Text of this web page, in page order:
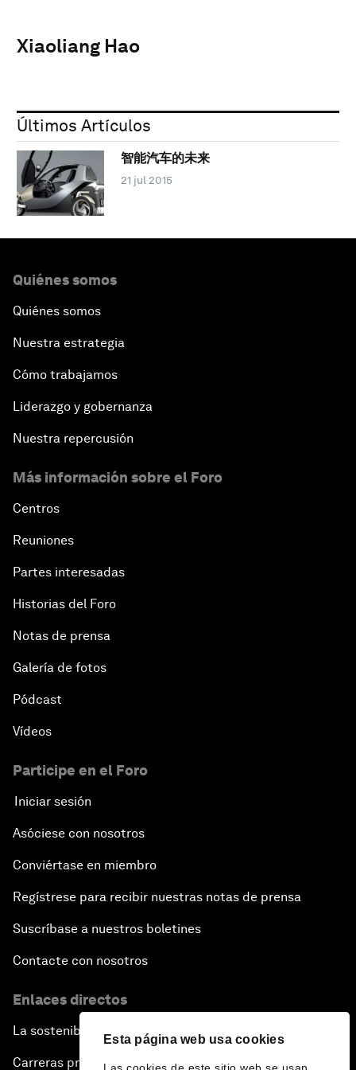
Esta página web usa cookies
Xiaoliang Hao
Últimos Artículos
智能汽车的未来
21 jul 2015
Quiénes somos
Quiénes somos
Nuestra estrategia
Cómo trabajamos
Liderazgo y gobernanza
Nuestra repercusión
Más información sobre el Foro
Centros
Reuniones
Partes interesadas
Historias del Foro
Notas de prensa
Galería de fotos
Pódcast
Vídeos
Participe en el Foro
Iniciar sesión
Asóciese con nosotros
Conviértase en miembro
Regístrese para recibir nuestras notas de prensa
Suscríbase a nuestros boletines
Contacte con nosotros
Enlaces directos
La sostenibilidad en el Foro
Carreras profesionales